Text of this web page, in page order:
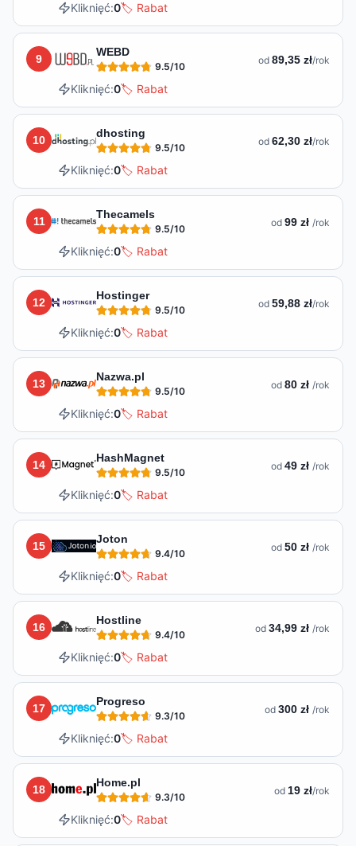
Kliknięć:0🏷️ Rabat
9
WEBD
9.5/10 od 89,35 zł/rok
Kliknięć:0🏷️ Rabat
10
dhosting
9.5/10 od 62,30 zł/rok
Kliknięć:0🏷️ Rabat
11
Thecamels
9.5/10 od 99 zł /rok
Kliknięć:0🏷️ Rabat
12
Hostinger
9.5/10 od 59,88 zł/rok
Kliknięć:0🏷️ Rabat
13
Nazwa.pl
9.5/10 od 80 zł /rok
Kliknięć:0🏷️ Rabat
14
HashMagnet
9.5/10 od 49 zł /rok
Kliknięć:0🏷️ Rabat
15
Joton
9.4/10 od 50 zł /rok
Kliknięć:0🏷️ Rabat
16
Hostline
9.4/10 od 34,99 zł /rok
Kliknięć:0🏷️ Rabat
17
Progreso
9.3/10 od 300 zł /rok
Kliknięć:0🏷️ Rabat
18
Home.pl
9.3/10 od 19 zł/rok
Kliknięć:0🏷️ Rabat